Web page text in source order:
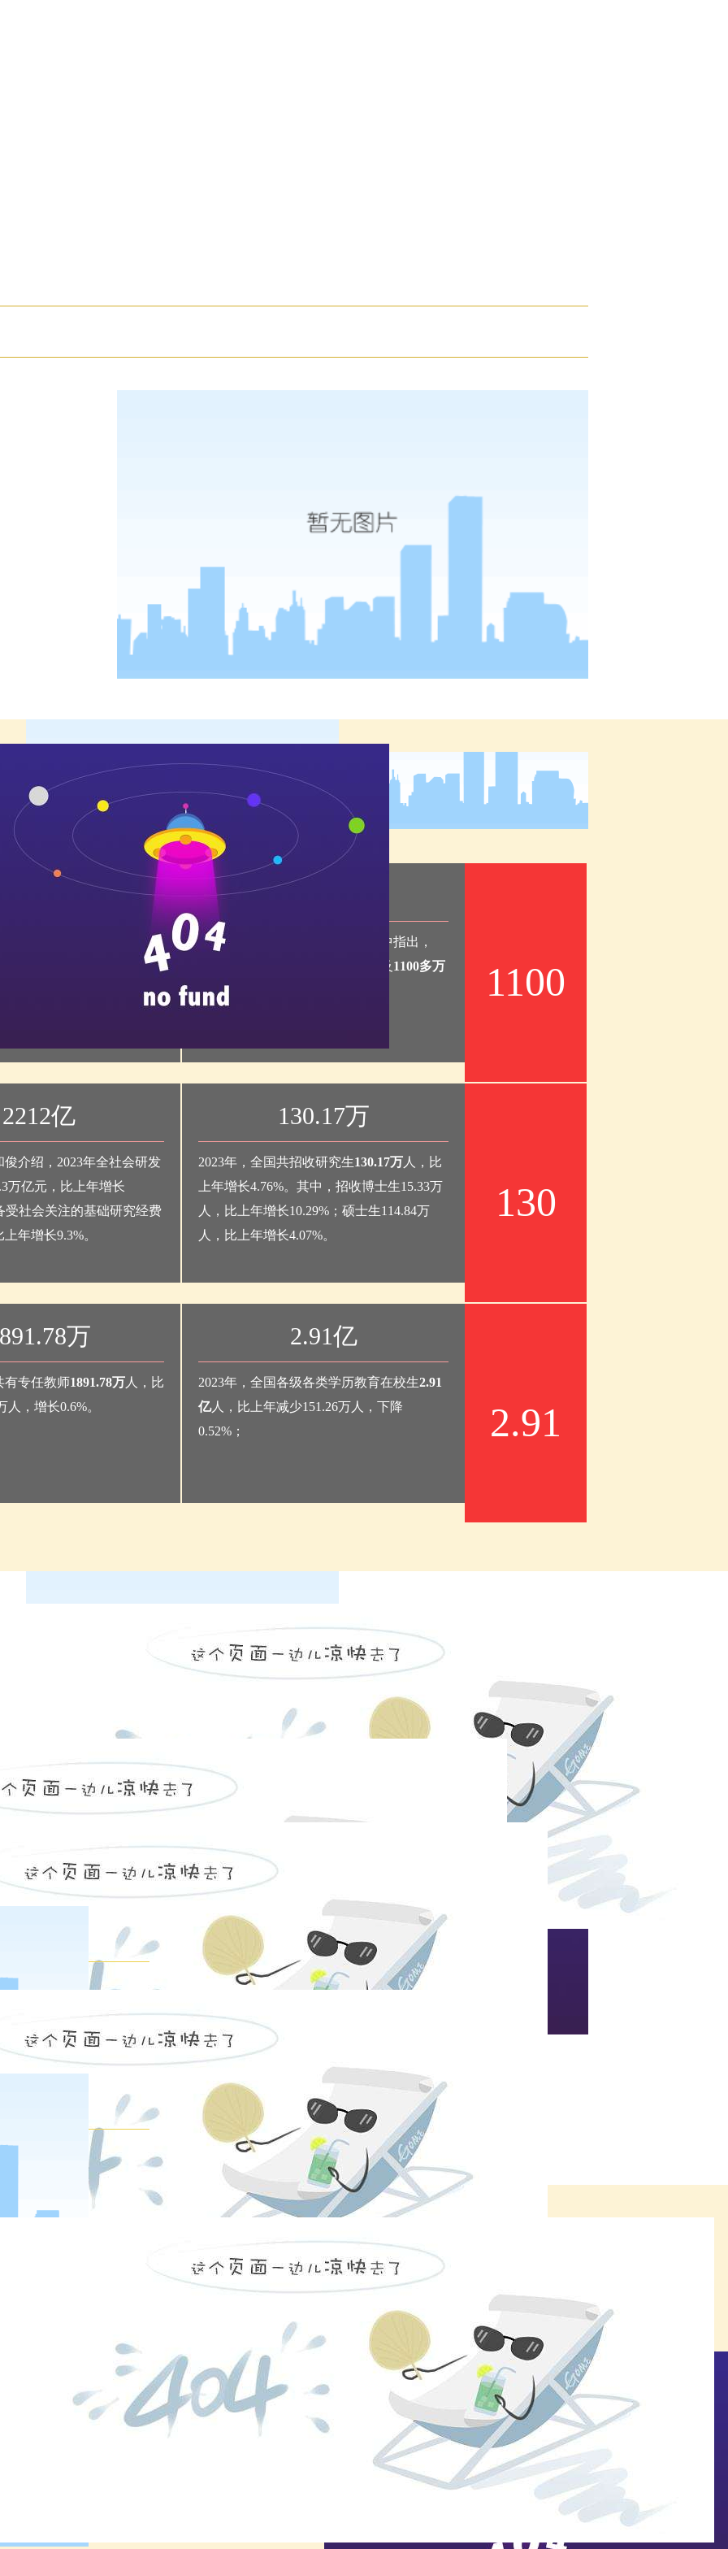
育领域的“关键数据”
政府工作报告中指出，预
人，要强化促
举措，优化就业创业指导服
1100
国务院总理李强在政府工作报告中指出，
2023年国家助学贷款提标降息惠及 1100多万
学生。
2212亿
介绍，2023年全社会研发
万亿元，比上年增长
受社会关注的基础研究经费
年增长9.3%。
130
130.17万
2023年，全国共招收研究生130.17万 人，比
上年增长4.76%。其中，招收博士生15.33万
人，比上年增长10.29%；硕士生114.84万
人，比上年增长4.07%。
万
有专任教师1891.78万 人，比
人，增长0.6%。
2.91
2.91亿
2023年，全国各级各类学历教育在校生2.91
亿人，比上年减少151.26万人，下降
0.52%；
会中教育领域最热的关键词
会中关于教育的提案